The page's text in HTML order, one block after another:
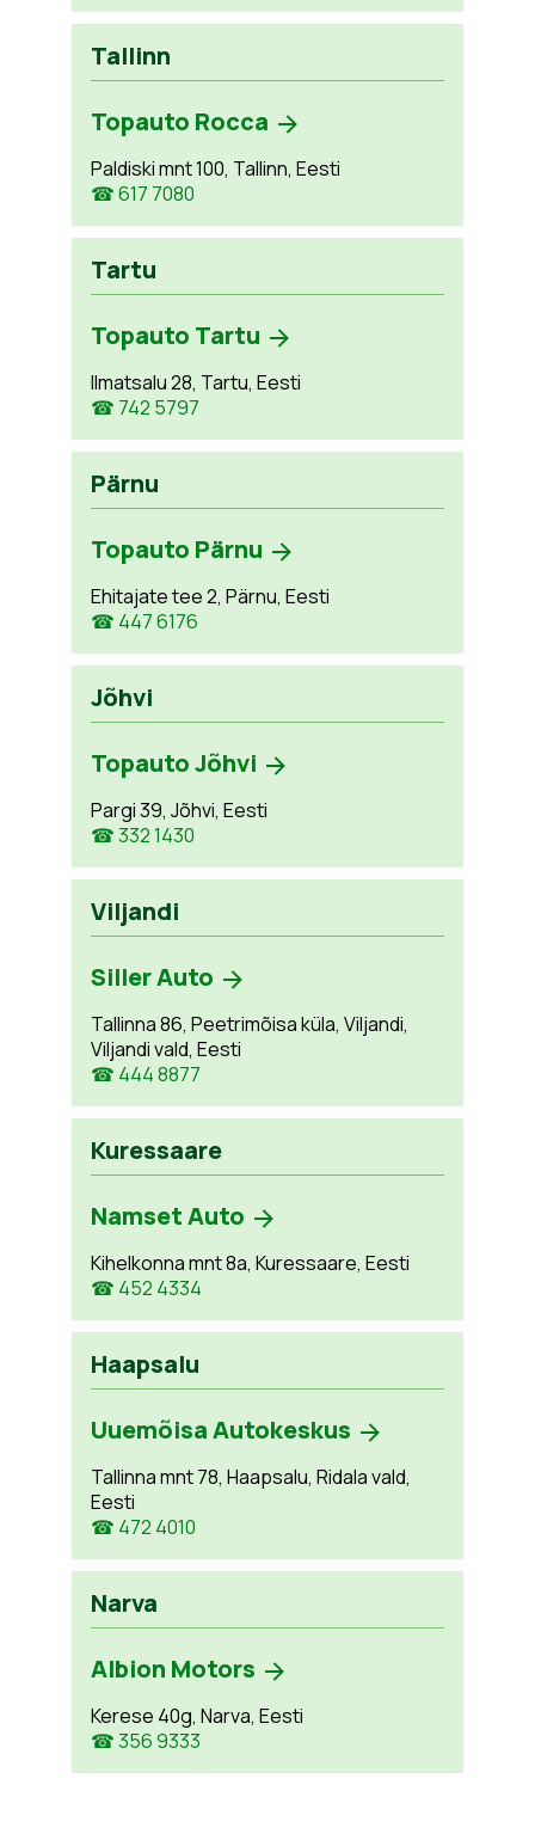
Tallinn
Topauto Rocca
Paldiski mnt 100, Tallinn, Eesti
☎ 617 7080
Tartu
Topauto Tartu
Ilmatsalu 28, Tartu, Eesti
☎ 742 5797
Pärnu
Topauto Pärnu
Ehitajate tee 2, Pärnu, Eesti
☎ 447 6176
Jõhvi
Topauto Jõhvi
Pargi 39, Jõhvi, Eesti
☎ 332 1430
Viljandi
Siller Auto
Tallinna 86, Peetrimõisa küla, Viljandi,
Viljandi vald, Eesti
☎ 444 8877
Kuressaare
Namset Auto
Kihelkonna mnt 8a, Kuressaare, Eesti
☎ 452 4334
Haapsalu
Uuemõisa Autokeskus
Tallinna mnt 78, Haapsalu, Ridala vald,
Eesti
☎ 472 4010
Narva
Albion Motors
Kerese 40g, Narva, Eesti
☎ 356 9333